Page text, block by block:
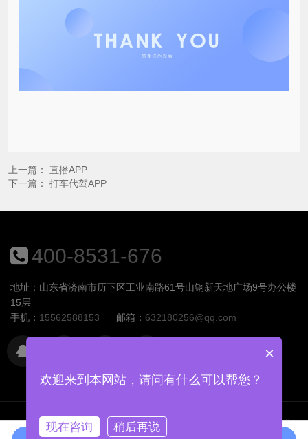
上一篇： 直播APP
下一篇： 打车代驾APP
400-8531-676
地址：山东省济南市历下区工业南路61号山钢新天地广场9号办公楼
15层
手机： 15562588153 邮箱： 632180256@qq.com
Copyright © 2026版权所有 © 2015-2021.山东慧族软件开发有限公
×
欢迎来到本网站，请问有什么可以帮您？
现在咨询
稍后再说